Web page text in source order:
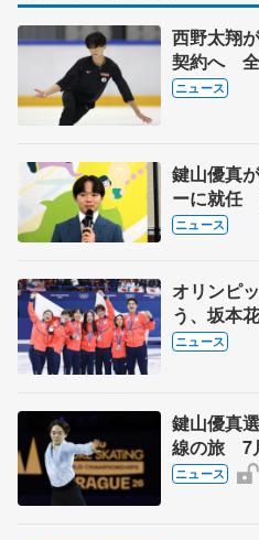
西野太翔
契約へ 全
果残して
ニュース
鍵山優真
ーに就任
ージャン
ニュース
オリンピ
う、坂本
8月7日に
ニュース
鍵山優真
線の旅 7
「THE
ニュース